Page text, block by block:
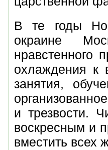
В те годы
окраине
нравстенного
охлаждения к
занятия,
и трезвости.
воскресным и
вместить всех